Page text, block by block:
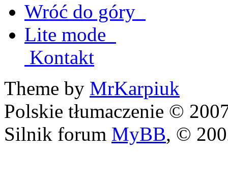
Wróć do góry
Lite mode
Kontakt
Theme by MrKarpiuk
Polskie tłumaczenie ©
Silnik forum MyBB, ©